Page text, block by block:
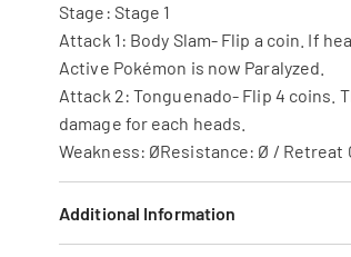
Stage: Stage 1
Attack 1: Body Slam- Flip a coin. If
Active Pokémon is now Paralyzed.
Attack 2: Tonguenado- Flip 4 coins.
damage for each heads.
Weakness: ØResistance: Ø / Retreat
Additional Information